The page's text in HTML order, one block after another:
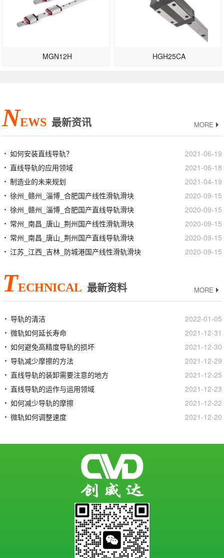
MGN12H HGH25CA
NEWS 最新资讯 MORE
如何安装直线导轨？
2021-06-19
直线导轨的应用领域
2021-06-18
制造业的未来规划
2021-04-19
徐州_赣州_淄博_合肥国产线性滑轨滑块
2020-09-15
徐州_赣州_淄博_合肥国产直线导轨滑块
2020-09-15
常州_南昌_唐山_荆州国产线性滑轨滑块
2020-09-15
常州_南昌_唐山_荆州国产直线导轨滑块
2020-09-15
江苏_江西_吉林_防城港国产线性滑轨滑块
2020-09-15
TECHNICAL 最新资料 MORE
导轨的清洁
2022-01-05
微轨如何延长寿命
2021-12-31
如何避免高精度导轨的损坏
2021-12-30
导轨减少摩擦的方法
2021-12-29
直线导轨的装卸需要注意的地方
2021-12-25
直线导轨的运作与运用领域
2021-12-23
如何减少导轨的摩擦
2021-12-22
微轨如何调整速度
2021-12-20